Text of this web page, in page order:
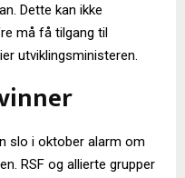
Dette kan ikke
må få tilgang til
utviklingsministeren.
slo i oktober alarm om
RSF og allierte grupper